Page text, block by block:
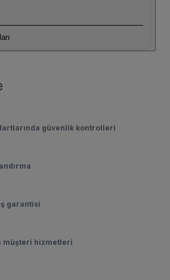
güvenlik kontrolleri
garantisi
müşteri hizmetleri